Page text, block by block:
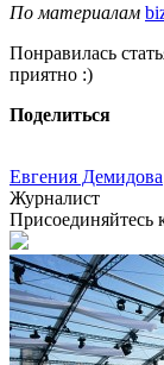
По материалам
Понравилась
приятно :)
Поделиться
Евгения Демидова
Журналист
Присоединяйтесь